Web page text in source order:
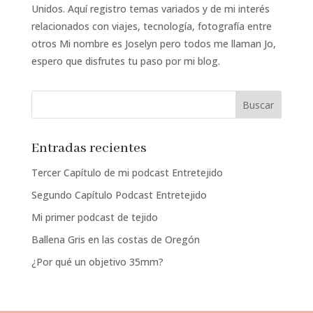
Unidos. Aquí registro temas variados y de mi interés
relacionados con viajes, tecnología, fotografía entre
otros Mi nombre es Joselyn pero todos me llaman Jo,
espero que disfrutes tu paso por mi blog.
Entradas recientes
Tercer Capítulo de mi podcast Entretejido
Segundo Capítulo Podcast Entretejido
Mi primer podcast de tejido
Ballena Gris en las costas de Oregón
¿Por qué un objetivo 35mm?